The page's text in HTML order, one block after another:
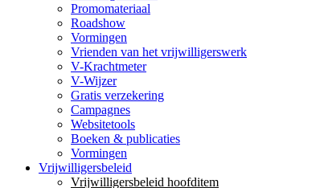
Promomateriaal
Roadshow
Vormingen
Vrienden van het vrijwilligerswerk
V-Krachtmeter
V-Wijzer
Gratis verzekering
Campagnes
Websitetools
Boeken & publicaties
Vormingen
Vrijwilligersbeleid
Vrijwilligersbeleid hoofditem